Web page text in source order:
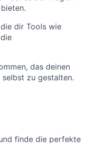
dir Tools wie
das deinen
zu gestalten.
finde die perfekte